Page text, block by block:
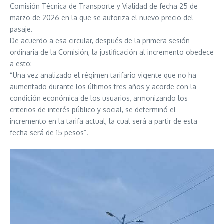
Comisión Técnica de Transporte y Vialidad de fecha 25 de
marzo de 2026 en la que se autoriza el nuevo precio del
pasaje.
De acuerdo a esa circular, después de la primera sesión
ordinaria de la Comisión, la justificación al incremento obedece
a esto:
“Una vez analizado el régimen tarifario vigente que no ha
aumentado durante los últimos tres años y acorde con la
condición económica de los usuarios, armonizando los
criterios de interés público y social, se determinó el
incremento en la tarifa actual, la cual será a partir de esta
fecha será de 15 pesos”.